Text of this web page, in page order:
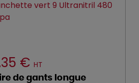
€ HT
de gants longue